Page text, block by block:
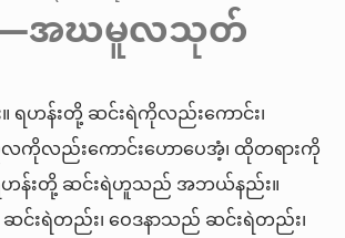
အဃမူလသုတ်
း။ ရဟန်းတို့ ဆင်းရဲကိုလည်းကောင်း၊
ကိုလည်းကောင်းဟောပေအံ့၊ ထိုတရားကို
ဟန်းတို့ ဆင်းရဲဟူသည် အဘယ်နည်း။
းရဲတည်း၊ ဝေဒနာသည် ဆင်းရဲတည်း၊